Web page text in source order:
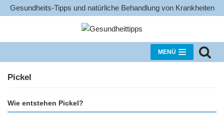
Gesundheits-Tipps und natürliche Behandlung von Krankheiten
MENÜ
Pickel
Wie entstehen Pickel?